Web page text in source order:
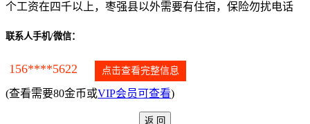
个工资在四千以上，枣强县以外需要有住宿，保险勿扰电话
联系人手机/微信：
156****5622 点击查看完整信息
(查看需要80金币或VIP会员可查看)